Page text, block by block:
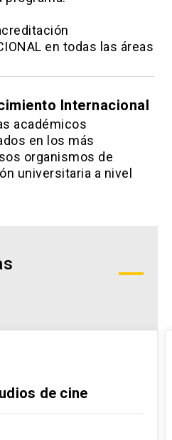
fue asesor técnico
en jardines japoneses
de Santiago.
en todas las áreas
Internacional
académicos
en los más
organismos de
universitaria a nivel
de cine